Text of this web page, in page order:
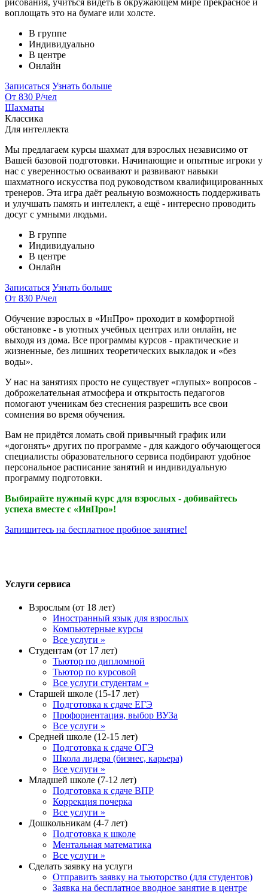
воплощать это на бумаге или холсте.
В группе
Индивидуально
В центре
Онлайн
Записаться Узнать больше
От 830 Р/чел
Шахматы
Классика
Для интеллекта
Мы предлагаем курсы шахмат для взрослых независимо от
Вашей базовой подготовки. Начинающие и опытные игроки у
нас с уверенностью осваивают и развивают навыки
шахматного искусства под руководством квалифицированных
тренеров. Эта игра даёт реальную возможность поддерживать
и улучшать память и интеллект, а ещё - интересно проводить
досуг с умными людьми.
В группе
Индивидуально
В центре
Онлайн
Записаться Узнать больше
От 830 Р/чел
Обучение взрослых в «ИнПро» проходит в комфортной
обстановке - в уютных учебных центрах или онлайн, не
выходя из дома. Все программы курсов - практические и
жизненные, без лишних теоретических выкладок и «без
воды».
У нас на занятиях просто не существует «глупых» вопросов -
доброжелательная атмосфера и открытость педагогов
помогают ученикам без стеснения разрешить все свои
сомнения во время обучения.
Вам не придётся ломать свой привычный график или
«догонять» других по программе - для каждого обучающегося
специалисты образовательного сервиса подбирают удобное
персональное расписание занятий и индивидуальную
программу подготовки.
Выбирайте нужный курс для взрослых - добивайтесь
успеха вместе с «ИнПро»!
Запишитесь на бесплатное пробное занятие!
Услуги сервиса
Взрослым (от 18 лет)
Иностранный язык для взрослых
Компьютерные курсы
Все услуги »
Студентам (от 17 лет)
Тьютор по дипломной
Тьютор по курсовой
Все услуги студентам »
Старшей школе (15-17 лет)
Подготовка к сдаче ЕГЭ
Профориентация, выбор ВУЗа
Все услуги »
Средней школе (12-15 лет)
Подготовка к сдаче ОГЭ
Школа лидера (бизнес, карьера)
Все услуги »
Младшей школе (7-12 лет)
Подготовка к сдаче ВПР
Коррекция почерка
Все услуги »
Дошкольникам (4-7 лет)
Подготовка к школе
Ментальная математика
Все услуги »
Сделать заявку на услуги
Отправить заявку на тьюторство (для студентов)
Заявка на бесплатное вводное занятие в центре